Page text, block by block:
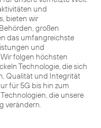
und
bieten wir
großen
das umfangreichste
und
folgen höchsten
Technologie, die sich
Qualität und Integrität
für 5G bis hin zum
die unsere
verändern.